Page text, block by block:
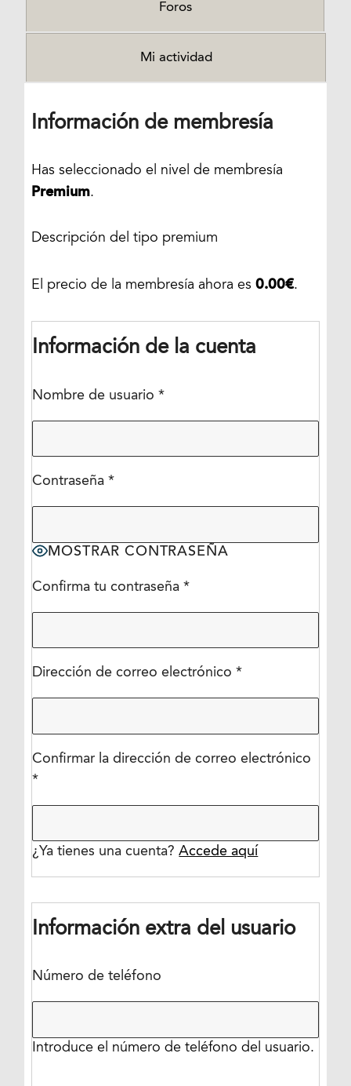
Foros
Mi actividad
Información de membresía
Has seleccionado el nivel de membresía
Premium.
Descripción del tipo premium
El precio de la membresía ahora es0.00€.
Información de la cuenta
Nombre de usuario *
Contraseña*
MOSTRAR CONTRASEÑA
Confirma tu contraseña *
Dirección de correo electrónico *
Confirmar la dirección de correo electrónico
*
¿Ya tienes una cuenta?Accede aquí
Información extra del usuario
Número de teléfono
Introduce el número de teléfono del usuario.